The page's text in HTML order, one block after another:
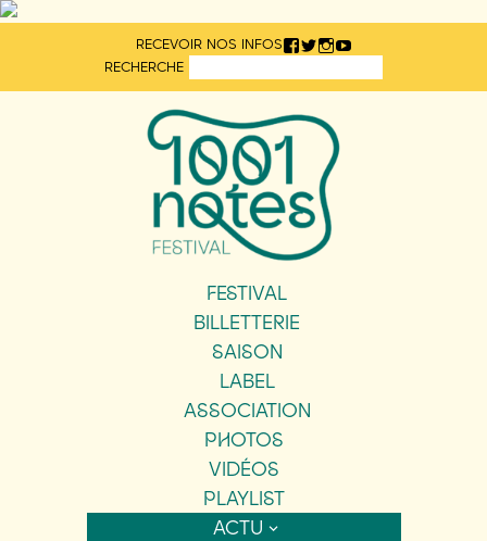
RECEVOIR NOS INFOS
RECHERCHE
FESTIVAL
BILLETTERIE
SAISON
LABEL
ASSOCIATION
PHOTOS
VIDÉOS
PLAYLIST
ACTU